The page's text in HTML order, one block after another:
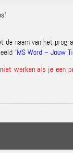
naam van het
“MS Word – Jouw
werken als je